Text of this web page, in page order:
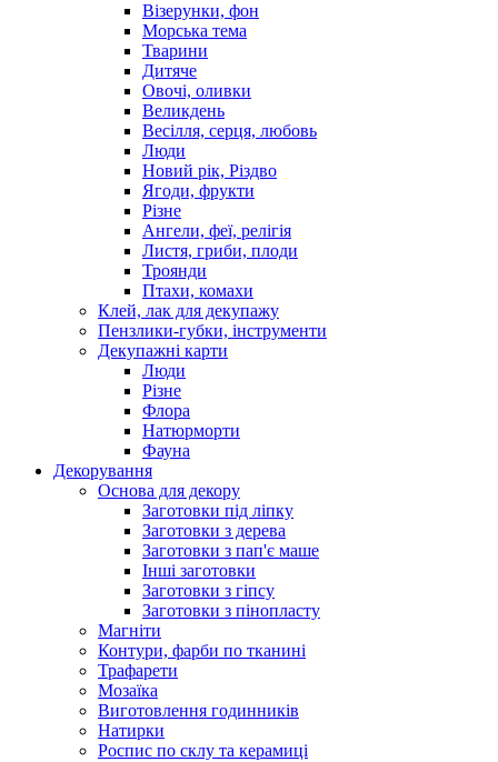
Візерунки, фон
Морська тема
Тварини
Дитяче
Овочі, оливки
Великдень
Весілля, серця, любовь
Люди
Новий рік, Різдво
Ягоди, фрукти
Різне
Ангели, феї, релігія
Листя, гриби, плоди
Троянди
Птахи, комахи
Клей, лак для декупажу
Пензлики-губки, інструменти
Декупажні карти
Люди
Різне
Флора
Натюрморти
Фауна
Декорування
Основа для декору
Заготовки під ліпку
Заготовки з дерева
Заготовки з пап'є маше
Інші заготовки
Заготовки з гіпсу
Заготовки з пінопласту
Магніти
Контури, фарби по тканині
Трафарети
Мозаїка
Виготовлення годинників
Натирки
Роспис по склу та керамиці